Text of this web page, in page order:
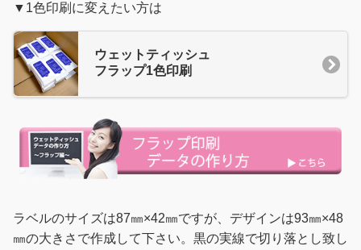
▼1色印刷に変えたい方は
ウェットティッシュ
フラップ1色印刷
ラベルのサイズは87㎜×42㎜ですが、デザインは93㎜×48
㎜の大きさで作成して下さい。黒の実線で切り落とし致し